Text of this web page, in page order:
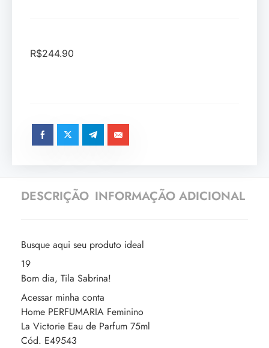
R$244.90
DESCRIÇÃO INFORMAÇÃO ADICIONAL
Busque aqui seu produto ideal
19
Bom dia, Tila Sabrina!
Acessar minha conta
Home PERFUMARIA Feminino
La Victorie Eau de Parfum 75ml
Cód. E49543